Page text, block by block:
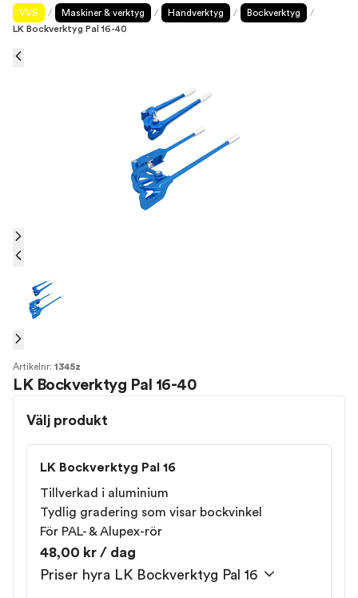
VVS / Maskiner & verktyg / Handverktyg / Bockverktyg
/
LK Bockverktyg Pal 16-40
Artikelnr: 1345z
LK Bockverktyg Pal 16-40
Välj produkt
LK Bockverktyg Pal 16
Tillverkad i aluminium
Tydlig gradering som visar bockvinkel
För PAL- & Alupex-rör
48,00 kr / dag
Priser hyra LK Bockverktyg Pal 16